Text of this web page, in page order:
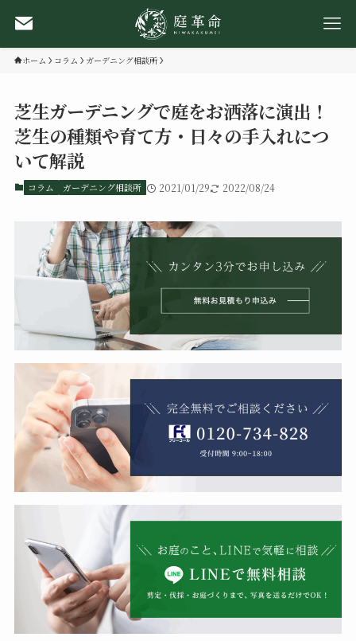
ホーム コラム ガーデニング相談所
芝生ガーデニングで庭をお洒落に演出！
芝生の種類や育て方・日々の手入れにつ
いて解説
コラム ガーデニング相談所 2021/01/29 2022/08/24